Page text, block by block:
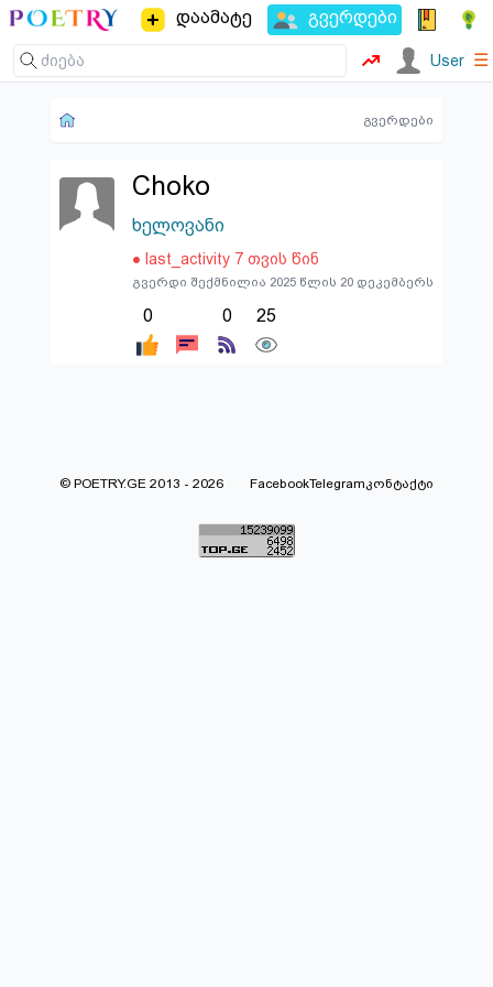
დაამატე გვერდები
User ☰
გვერდები
Choko
ხელოვანი
● last_activity 7 თვის წინ
გვერდი შექმნილია 2025 წლის 20 დეკემბერს
0 0 25
© POETRY.GE 2013 - 2026 FacebookTelegramკონტაქტი